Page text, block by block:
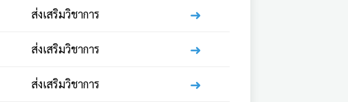
ส่งเสริมวิชาการ ➜
ส่งเสริมวิชาการ ➜
ส่งเสริมวิชาการ ➜